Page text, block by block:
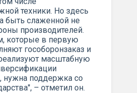
техники. Но здесь
быть слаженной не
производителей.
которые в первую
гособоронзаказ и
масштабную
нужна поддержка со
– отметил он.